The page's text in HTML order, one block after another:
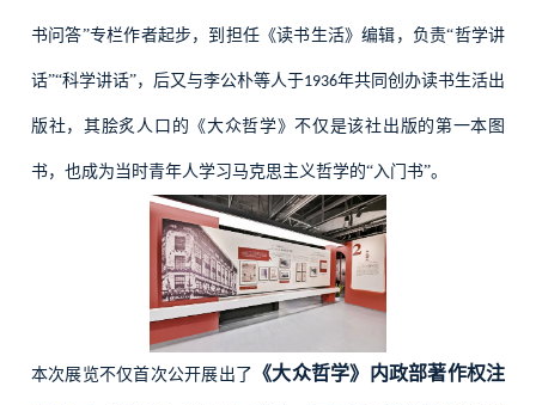
书问答”专栏作者起步，到担任《读书生活》编辑，负责“哲学讲
话”“科学讲话”，后又与李公朴等人于1936年共同创办读书生活出
版社，其脍炙人口的《大众哲学》不仅是该社出版的第一本图
书，也成为当时青年人学习马克思主义哲学的“入门书”。
本次展览不仅首次公开展出了 《大众哲学》内政部著作权注